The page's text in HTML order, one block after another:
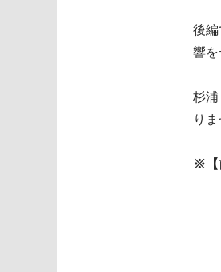
後
響を
杉
り
※【